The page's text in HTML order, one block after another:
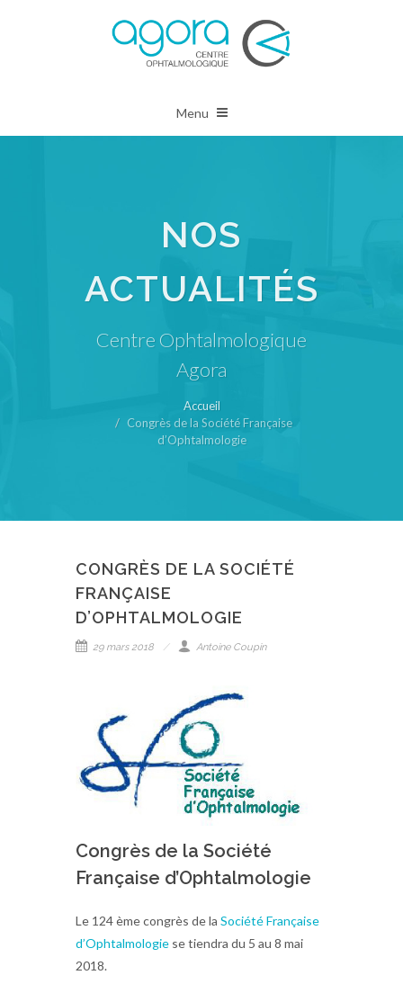
Menu
NOS
ACTUALITÉS
Centre Ophtalmologique
Agora
Accueil
Congrès de la Société Française
d’Ophtalmologie
CONGRÈS DE LA SOCIÉTÉ
FRANÇAISE
D’OPHTALMOLOGIE
29 mars 2018 Antoine Coupin
Congrès de la Société
Française d’Ophtalmologie
Le 124 ème congrès de la Société Française
d’Ophtalmologie se tiendra du 5 au 8 mai
2018.